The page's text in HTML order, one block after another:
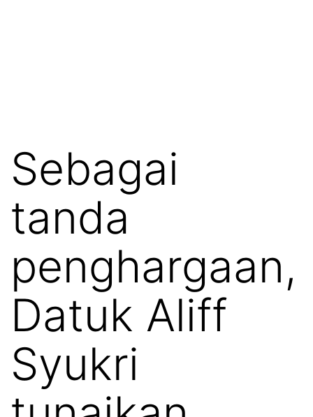
Sebagai
tanda
penghargaan,
Datuk Aliff
Syukri